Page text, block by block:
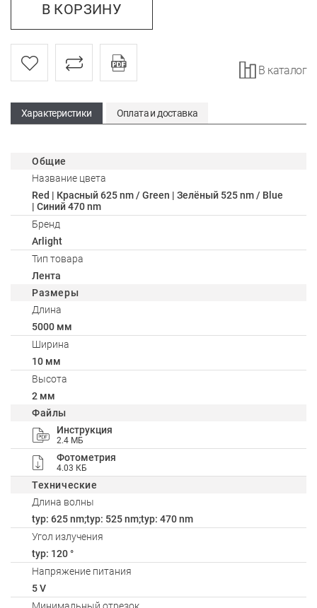
В КОРЗИНУ
В каталог
Характеристики Оплата и доставка
Общие
Название цвета
Red | Красный 625 nm / Green | Зелёный 525 nm / Blue
| Синий 470 nm
Бренд
Arlight
Тип товара
Лента
Размеры
Длина
5000 мм
Ширина
10 мм
Высота
2 мм
Файлы
Инструкция
2.4 МБ
Фотометрия
4.03 КБ
Технические
Длина волны
typ: 625 nm;typ: 525 nm;typ: 470 nm
Угол излучения
typ: 120 °
Напряжение питания
5 V